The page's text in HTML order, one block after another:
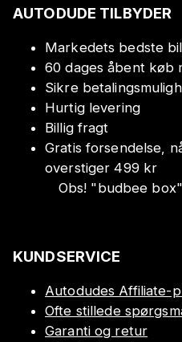
AUTODUDE TILBYDER
Markedets bedste
60 dages åbent køb
Sikre
Hurtig levering
Billig fragt
Gratis forsendelse,
overstiger 499 kr
Obs! "budbee box"
KUNDSERVICE
Autodudes Affiliate-
Ofte stillede
Garanti og retur